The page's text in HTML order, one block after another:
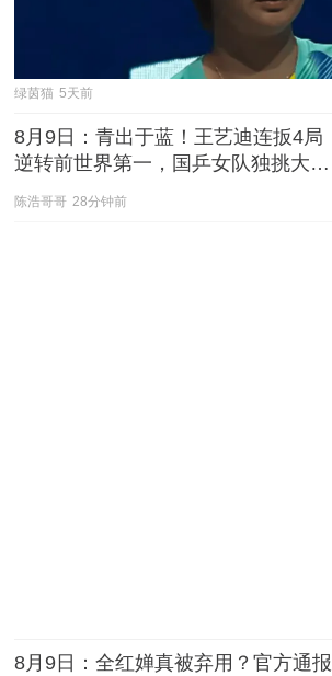
绿茵猫 5天前
8月9日：青出于蓝！王艺迪连扳4局
逆转前世界第一，国乒女队独挑大
陈浩哥哥 28分钟前
8月9日：全红婵真被弃用？官方通报